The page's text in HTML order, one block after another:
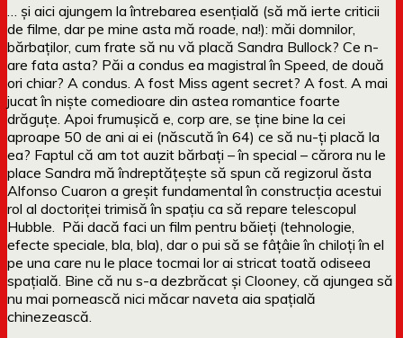
… și aici ajungem la întrebarea esențială (să mă ierte criticii
de filme, dar pe mine asta mă roade, na!): măi domnilor,
bărbaților, cum frate să nu vă placă Sandra Bullock? Ce n-
are fata asta? Păi a condus ea magistral în Speed, de două
ori chiar? A condus. A fost Miss agent secret? A fost. A mai
jucat în niște comedioare din astea romantice foarte
drăguțe. Apoi frumușică e, corp are, se ține bine la cei
aproape 50 de ani ai ei (născută în 64) ce să nu-ți placă la
ea? Faptul că am tot auzit bărbați – în special – cărora nu le
place Sandra mă îndreptățește să spun că regizorul ăsta
Alfonso Cuaron a greșit fundamental în construcția acestui
rol al doctoriței trimisă în spațiu ca să repare telescopul
Hubble. Păi dacă faci un film pentru băieți (tehnologie,
efecte speciale, bla, bla), dar o pui să se fâțâie în chiloți în el
pe una care nu le place tocmai lor ai stricat toată odiseea
spațială. Bine că nu s-a dezbrăcat și Clooney, că ajungea să
nu mai pornească nici măcar naveta aia spațială
chinezească.